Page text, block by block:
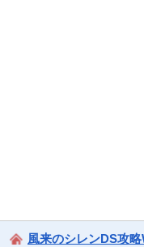
風来のシレンDS攻